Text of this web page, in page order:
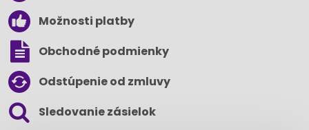
Možnosti platby
Obchodné podmienky
Odstúpenie od zmluvy
Sledovanie zásielok